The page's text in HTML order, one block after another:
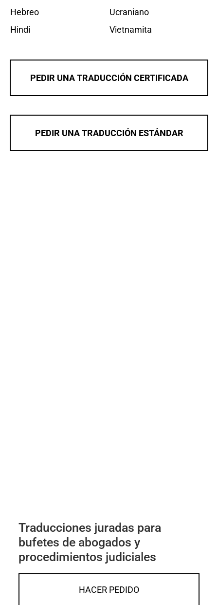
Hebreo
Hindi
Ucraniano
Vietnamita
PEDIR UNA TRADUCCIÓN CERTIFICADA
PEDIR UNA TRADUCCIÓN ESTÁNDAR
Traducciones juradas para
bufetes de abogados y
procedimientos judiciales
HACER PEDIDO